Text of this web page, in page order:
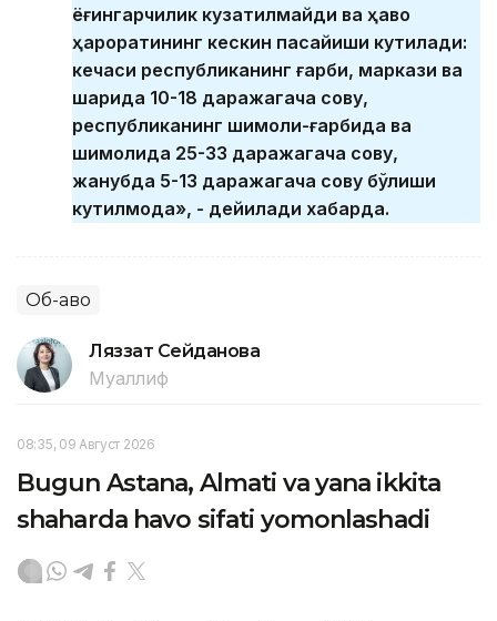
ёғингарчилик кузатилмайди ва ҳаво
ҳароратининг кескин пасайиши кутилади:
кечаси республиканинг ғарби, маркази ва
шарқида 10-18 даражагача совуқ,
республиканинг шимоли-ғарбида ва
шимолида 25-33 даражагача совуқ,
жанубда 5-13 даражагача совуқ бўлиши
кутилмоқда», - дейилади хабарда.
Об-ҳаво
Ляззат Сейданова
Муаллиф
08:35, 09 Август 2026
Bugun Astana, Almati va yana ikkita
shaharda havo sifati yomonlashadi